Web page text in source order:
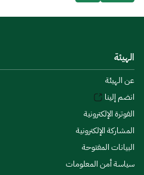
الهيئة
عن الهيئة
انضم إلينا
الفوترة الإلكترونية
المشاركة الإلكترونية
البيانات المفتوحة
سياسة أمن المعلومات